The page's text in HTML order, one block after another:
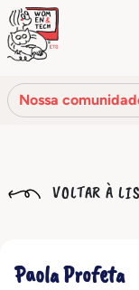
Nossa
VOLTAR À
Paola Profeta